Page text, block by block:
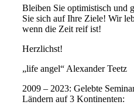
Bleiben Sie optimistisch und
Sie sich auf Ihre Ziele! Wir
wenn die Zeit reif ist!
Herzlichst!
„life angel“ Alexander Teetz
2009 – 2023: Gelebte
Ländern auf 3 Kontinenten: